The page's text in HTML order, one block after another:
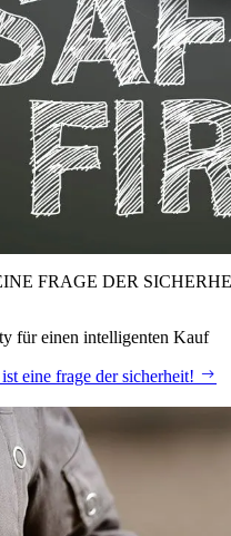
FRAGE DER
für einen intelligenten Kauf
eine frage der sicherheit!